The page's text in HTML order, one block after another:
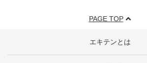
PAGE TOP
エキテンとは